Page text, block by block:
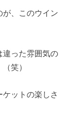
が、このウイン
違った雰囲気の
笑）
ットの楽しさ